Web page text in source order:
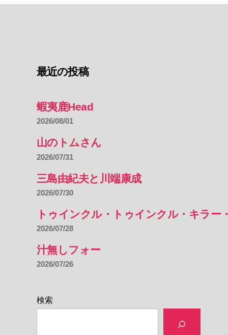
最近の投稿
蝦夷鹿Head
2026/08/01
山のトムさん
2026/07/31
三島由紀夫と川端康成
2026/07/30
トゥインクル・トゥインクル・キラー
2026/07/28
汁無しフォー
2026/07/26
検索